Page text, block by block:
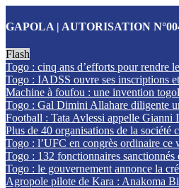
GAPOLA | AUTORISATION
Flash
Togo : cinq ans d’efforts pour rendre
Togo : IADSS ouvre ses inscriptions
Machine à foufou : une invention
Togo : Gal Dimini Allahare diligente
Football : Tata Avlessi appelle Gianni
Plus de 40 organisations de la société
Togo : l’UFC en congrès ordinaire ce
Togo : 132 fonctionnaires sanctionnés
Togo : le gouvernement annonce la
Agropole pilote de Kara : Anakoma